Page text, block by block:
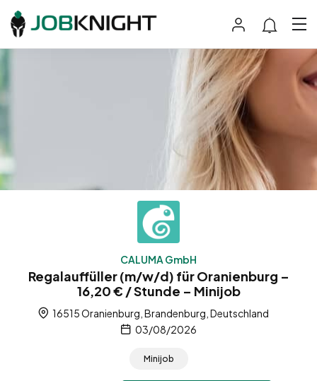
CALUMA GmbH
Regalauffüller (m/w/d) für Oranienburg –
16,20 € / Stunde – Minijob
16515 Oranienburg, Brandenburg, Deutschland
03/08/2026
Minijob